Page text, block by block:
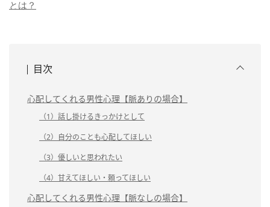
とは？
目次
心配してくれる男性心理【脈ありの場合】
（1）話し掛けるきっかけとして
（2）自分のことも心配してほしい
（3）優しいと思われたい
（4）甘えてほしい・頼ってほしい
心配してくれる男性心理【脈なしの場合】